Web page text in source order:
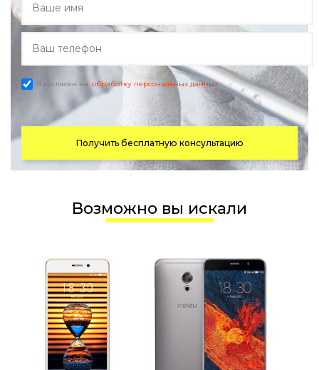
Я согласен на обработку персональных данных
Получить бесплатную консультацию
Возможно вы искали